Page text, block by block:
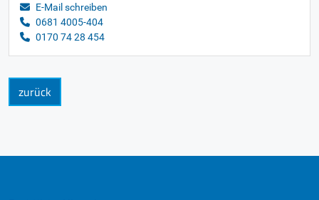
E-Mail schreiben
0681 4005-404
0170 74 28 454
zurück